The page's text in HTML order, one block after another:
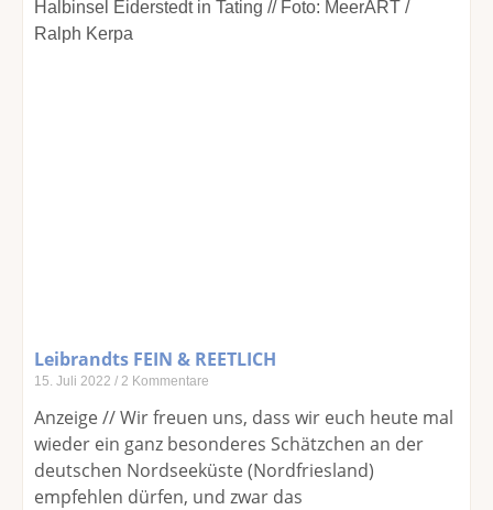
Leibrandts FEIN & REETLICH
15. Juli 2022 2 Kommentare
Anzeige // Wir freuen uns, dass wir euch heute mal
wieder ein ganz besonderes Schätzchen an der
deutschen Nordseeküste (Nordfriesland)
empfehlen dürfen, und zwar das